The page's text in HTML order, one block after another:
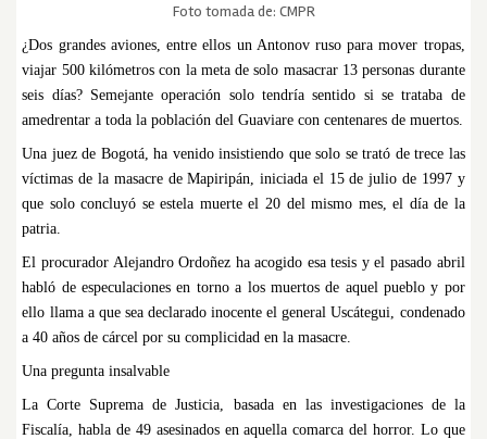
Foto tomada de: CMPR
¿Dos grandes aviones, entre ellos un Antonov ruso para mover tropas,
viajar 500 kilómetros con la meta de solo masacrar 13 personas durante
seis días? Semejante operación solo tendría sentido si se trataba de
amedrentar a toda la población del Guaviare con centenares de muertos.
Una juez de Bogotá, ha venido insistiendo que solo se trató de trece las
víctimas de la masacre de Mapiripán, iniciada el 15 de julio de 1997 y
que solo concluyó se estela muerte el 20 del mismo mes, el día de la
patria.
El procurador Alejandro Ordoñez ha acogido esa tesis y el pasado abril
habló de especulaciones en torno a los muertos de aquel pueblo y por
ello llama a que sea declarado inocente el general Uscátegui, condenado
a 40 años de cárcel por su complicidad en la masacre.
Una pregunta insalvable
La Corte Suprema de Justicia, basada en las investigaciones de la
Fiscalía, habla de 49 asesinados en aquella comarca del horror. Lo que